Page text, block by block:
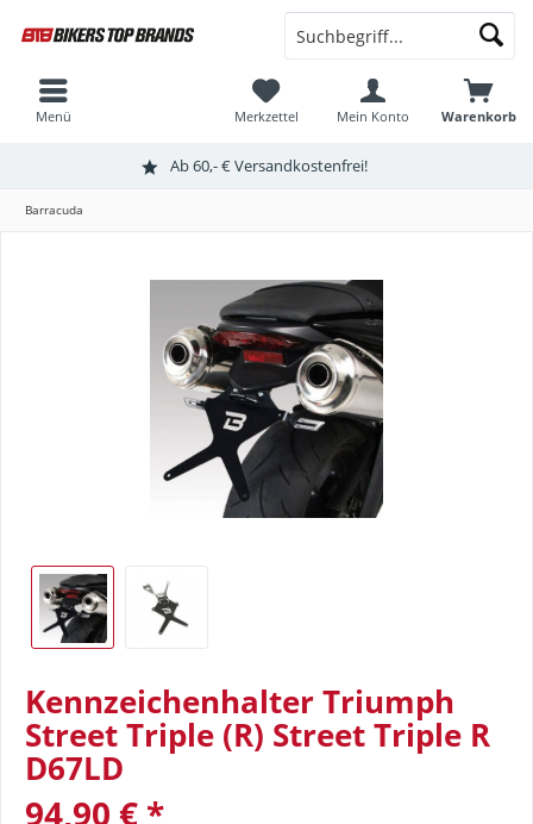
Ab 60,- € Versandkostenfrei!
Warenkorb
Merkzettel Mein Konto
Menü
Barracuda
Kennzeichenhalter Triumph
Street Triple (R) Street Triple R
D67LD
94,90 € *